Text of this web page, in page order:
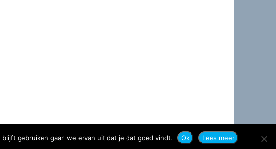
gebruiken gaan we ervan uit dat je dat goed vindt. Ok Lees meer